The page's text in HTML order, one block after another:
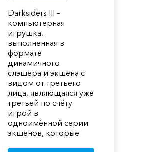
Darksiders III –
компьютерная
игрушка,
выполненная в
формате
динамичного
слэшера и экшена с
видом от третьего
лица, являющаяся уже
третьей по счёту
игрой в
одноимённой серии
экшенов, которые